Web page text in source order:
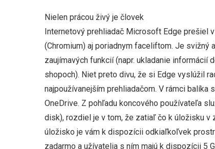
Nielen prácou živý je človek
Internetový prehliadač Microsoft Edge prešiel
(Chromium) aj poriadnym faceliftom. Je svižný
zaujímavých funkcií (napr. ukladanie informácií
shopoch). Niet preto divu, že si Edge vyslúžil
najpoužívanejším prehliadačom. V rámci
OneDrive. Z pohľadu koncového používateľa
disk), rozdiel je v tom, že zatiaľ čo k úložisku v
úložisko je vám k dispozícii odkiaľkoľvek
zadarmo a užívatelia s ním majú k dispozícii 5